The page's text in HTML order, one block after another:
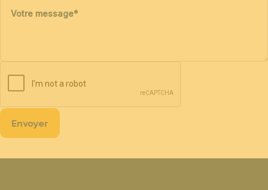
Votre message*
Envoyer